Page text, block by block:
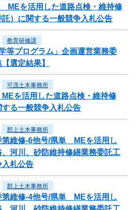
MEを活用した道路点検・維持修
）に関する一般競争入札公告
教育研修課
等プログラム」企画運営業務委
選定結果】
可茂土木事務所
を活用した道路点検・維持修
る一般競争入札公告
郡上土木事務所
第維修‐6他号/県単 MEを活用し
河川、砂防維持修繕業務委託工
入札公告
郡上土木事務所
第維修‐4他号/県単 MEを活用し